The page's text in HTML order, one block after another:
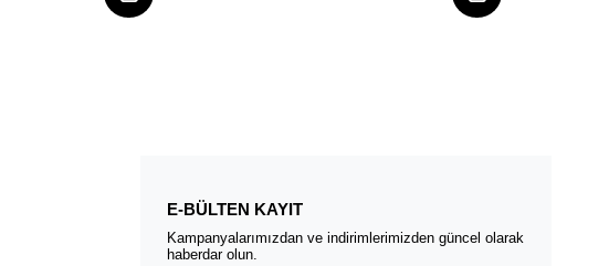
E-BÜLTEN KAYIT
Kampanyalarımızdan ve indirimlerimizden güncel olarak
haberdar olun.